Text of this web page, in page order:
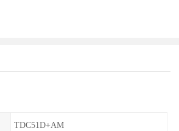
TDC51D+AM